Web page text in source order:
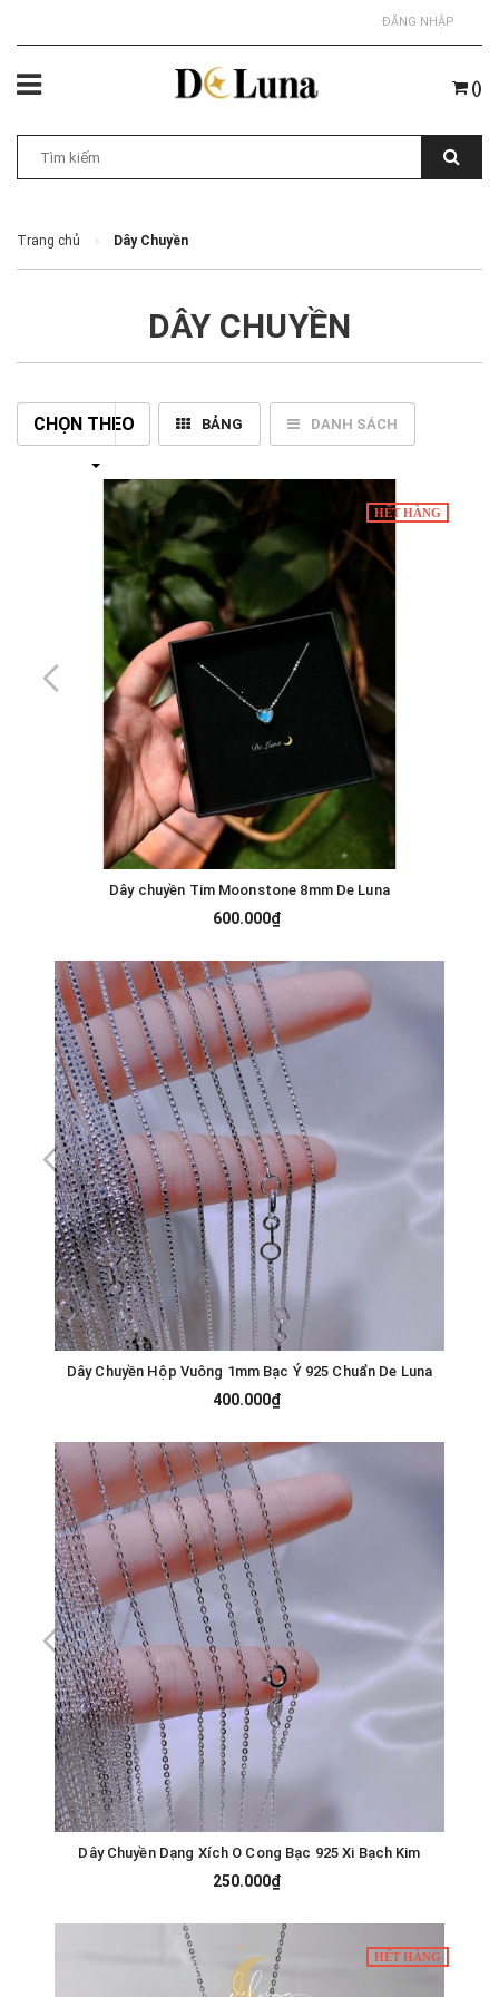
ĐĂNG NHẬP
()
Trang chủ Dây Chuyền
DÂY CHUYỀN
CHỌN THEO BẢNG DANH SÁCH
HẾT HÀNG
Dây chuyền Tim Moonstone 8mm De Luna
600.000₫
Dây Chuyền Hộp Vuông 1mm Bạc Ý 925 Chuẩn De Luna
400.000₫
Dây Chuyền Dạng Xích O Cong Bạc 925 Xi Bạch Kim
250.000₫
HẾT HÀNG